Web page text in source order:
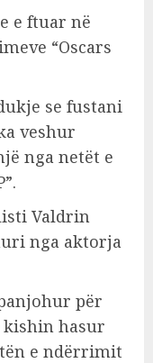
e ftuar në
“Oscars
se fustani
veshur
nga netët e
Valdrin
nga aktorja
për
kishin hasur
e ndërrimit